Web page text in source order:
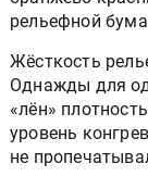
рельефной
Жёсткость
Однажды для
«лён»
уровень
не